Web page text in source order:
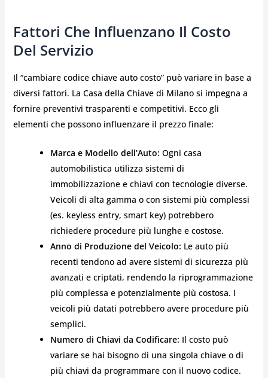
Fattori Che Influenzano Il Costo
Del Servizio
Il “cambiare codice chiave auto costo” può variare in base a
diversi fattori. La Casa della Chiave di Milano si impegna a
fornire preventivi trasparenti e competitivi. Ecco gli
elementi che possono influenzare il prezzo finale:
Marca e Modello dell’Auto: Ogni casa
automobilistica utilizza sistemi di
immobilizzazione e chiavi con tecnologie diverse.
Veicoli di alta gamma o con sistemi più complessi
(es. keyless entry, smart key) potrebbero
richiedere procedure più lunghe e costose.
Anno di Produzione del Veicolo: Le auto più
recenti tendono ad avere sistemi di sicurezza più
avanzati e criptati, rendendo la riprogrammazione
più complessa e potenzialmente più costosa. I
veicoli più datati potrebbero avere procedure più
semplici.
Numero di Chiavi da Codificare: Il costo può
variare se hai bisogno di una singola chiave o di
più chiavi da programmare con il nuovo codice.